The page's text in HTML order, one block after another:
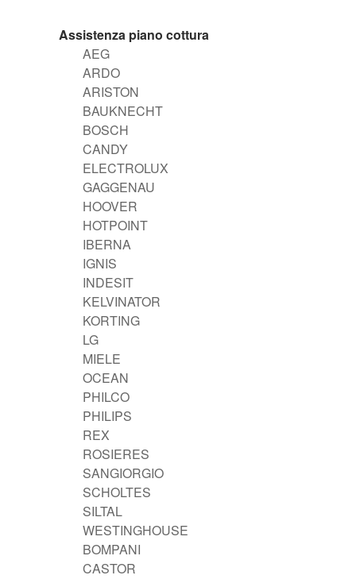
Assistenza piano cottura
AEG
ARDO
ARISTON
BAUKNECHT
BOSCH
CANDY
ELECTROLUX
GAGGENAU
HOOVER
HOTPOINT
IBERNA
IGNIS
INDESIT
KELVINATOR
KORTING
LG
MIELE
OCEAN
PHILCO
PHILIPS
REX
ROSIERES
SANGIORGIO
SCHOLTES
SILTAL
WESTINGHOUSE
BOMPANI
CASTOR